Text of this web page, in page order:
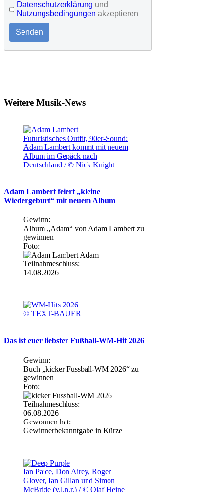
Datenschutzerklärung und
Nutzungsbedingungen akzeptieren
Senden
Weitere Musik-News
Futuristisches Outfit, 90er-Sound:
Adam Lambert kommt mit neuem
Album im Gepäck nach
Deutschland / © Nick Knight
Adam Lambert feiert „kleine
Wiedergeburt“ mit neuem Album
Gewinn:
Album „Adam“ von Adam Lambert zu
gewinnen
Foto:
Teilnahmeschluss:
14.08.2026
© TEXT-BAUER
Das ist euer liebster Fußball-WM-Hit 2026
Gewinn:
Buch „kicker Fussball-WM 2026“ zu
gewinnen
Foto:
Teilnahmeschluss:
06.08.2026
Gewonnen hat:
Gewinnerbekanntgabe in Kürze
Ian Paice, Don Airey, Roger
Glover, Ian Gillan und Simon
McBride (v.l.n.r.) / © Olaf Heine